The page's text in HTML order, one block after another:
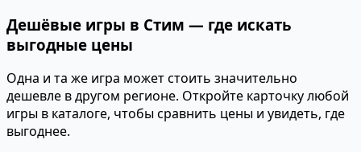
Дешёвые игры в Стим — где искать
выгодные цены
Одна и та же игра может стоить значительно
дешевле в другом регионе. Откройте карточку любой
игры в каталоге, чтобы сравнить цены и увидеть, где
выгоднее.